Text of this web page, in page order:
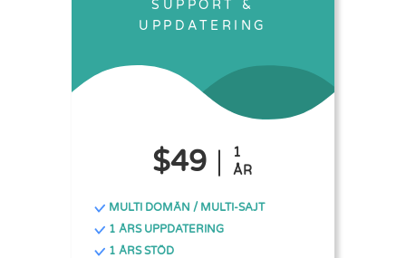
SUPPORT &
UPPDATERING
$49
1
ÅR
MULTI DOMÄN / MULTI-SAJT
1 ÅRS UPPDATERING
1 ÅRS STÖD